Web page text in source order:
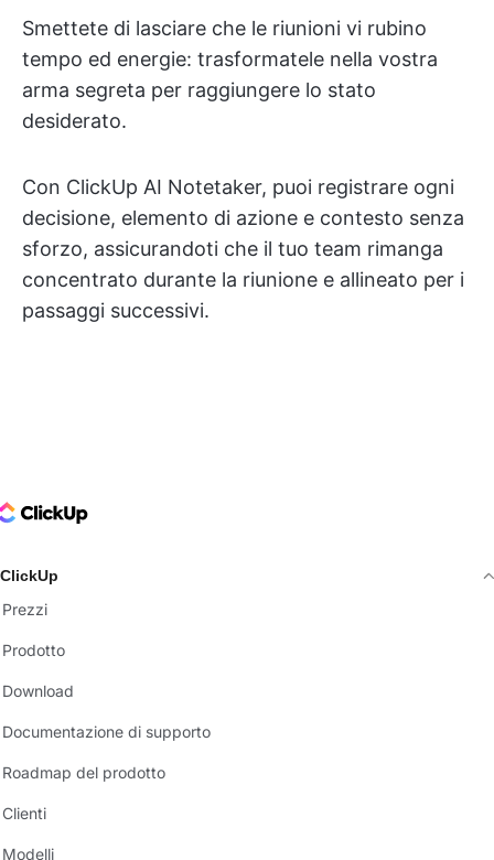
Smettete di lasciare che le riunioni vi rubino
tempo ed energie: trasformatele nella vostra
arma segreta per raggiungere lo stato
desiderato.
Con ClickUp AI Notetaker, puoi registrare ogni
decisione, elemento di azione e contesto senza
sforzo, assicurandoti che il tuo team rimanga
concentrato durante la riunione e allineato per i
passaggi successivi.
Logo
ClickUp
Prezzi
Prodotto
Download
Documentazione di supporto
Roadmap del prodotto
Clienti
Modelli